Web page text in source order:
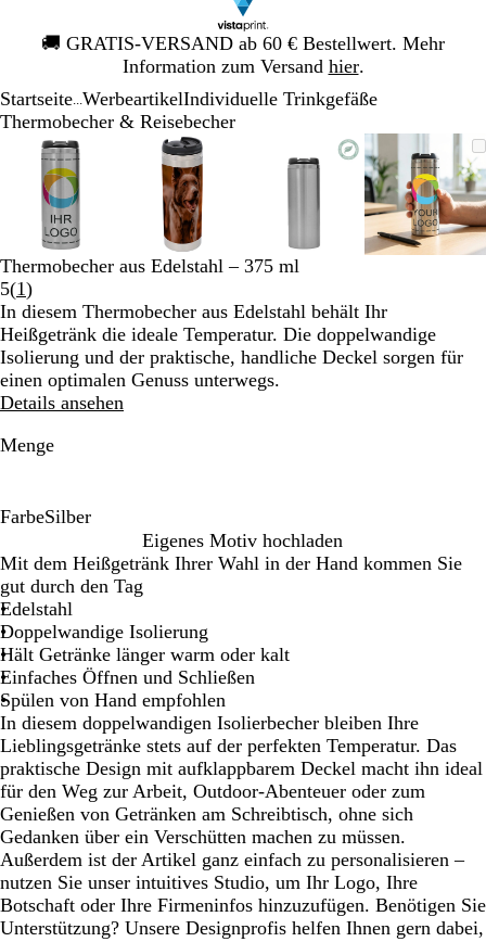
🚚 GRATIS-VERSAND ab 60 € Bestellwert. Mehr
Information zum Versand hier.
Galeriebild
1
Startseite WerbeartikelIndividuelle Trinkgefäße
Thermobecher & Reisebecher
Vergrößer-/verkleinerbares
Bild
Zoom
auf
Minimum
Klicken
zum
Vergrößern
Verwenden
Sie
die
Tasten
+
und
zum
Zoomen
und
die
Pfeiltasten
zum
Vergrößer-/verkleinerbares
Bild
Zoom
auf
Minimum
Klicken
zum
Vergrößern
Verwenden
Sie
die
Tasten
+
und
Zoomen
und
Pfeiltasten
Vergrößer-/
Bild
Zoom
auf
Minimum
Klicken
zum
Vergrößern
Verwenden
Sie
Tasten
zum
Zoomen
und
Bild
Zoom
auf
Klicken
zum
Sie
die
Tasten
+
und
und
Galeriebild
Thermobecher aus Edelstahl – 375 ml
5(1Bewertungen
1
lesen
)
In diesem Thermobecher aus Edelstahl behält Ihr
Heißgetränk die ideale Temperatur. Die doppelwandige
Isolierung und der praktische, handliche Deckel sorgen für
einen optimalen Genuss unterwegs.
Details ansehen
Menge
FarbeSilber
i
l
b
e
r
Eigenes Motiv hochladen
Mit dem Heißgetränk Ihrer Wahl in der Hand kommen Sie
gut durch den Tag
Edelstahl
Doppelwandige Isolierung
Hält Getränke länger warm oder kalt
Einfaches Öffnen und Schließen
Spülen von Hand empfohlen
In diesem doppelwandigen Isolierbecher bleiben Ihre
Lieblingsgetränke stets auf der perfekten Temperatur. Das
praktische Design mit aufklappbarem Deckel macht ihn ideal
für den Weg zur Arbeit, Outdoor-Abenteuer oder zum
Genießen von Getränken am Schreibtisch, ohne sich
Gedanken über ein Verschütten machen zu müssen.
Außerdem ist der Artikel ganz einfach zu personalisieren –
nutzen Sie unser intuitives Studio, um Ihr Logo, Ihre
Botschaft oder Ihre Firmeninfos hinzuzufügen. Benötigen Sie
Unterstützung? Unsere Designprofis helfen Ihnen gern dabei,